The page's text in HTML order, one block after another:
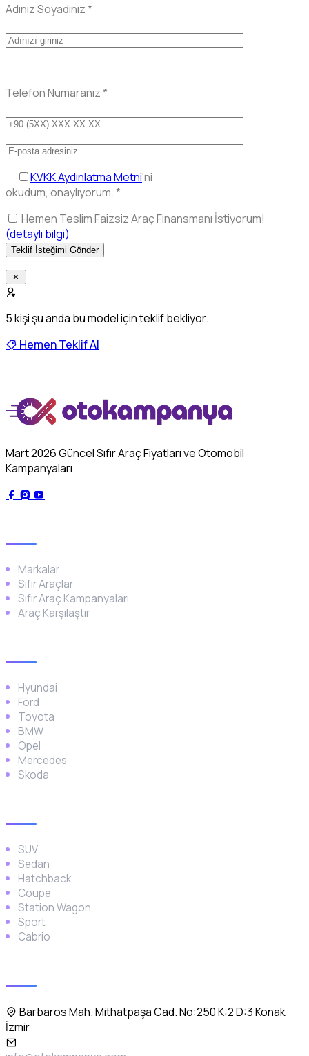
Adınız Soyadınız*
Telefon Numaranız*
KVKK Aydınlatma Metni'ni
okudum, onaylıyorum.*
Hemen Teslim Faizsiz Araç Finansmanı İstiyorum!
(detaylı bilgi)
5kişi şu anda bu model için teklif bekliyor.
Hemen Teklif Al
Mart 2026 Güncel Sıfır Araç Fiyatları ve Otomobil
Kampanyaları
Markalar
Sıfır Araçlar
Sıfır Araç Kampanyaları
Araç Karşılaştır
Hyundai
Ford
Toyota
BMW
Opel
Mercedes
Skoda
SUV
Sedan
Hatchback
Coupe
Station Wagon
Sport
Cabrio
Barbaros Mah. Mithatpaşa Cad. No:250 K:2 D:3 Konak
İzmir